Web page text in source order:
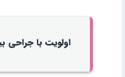
اولویت با جراحی